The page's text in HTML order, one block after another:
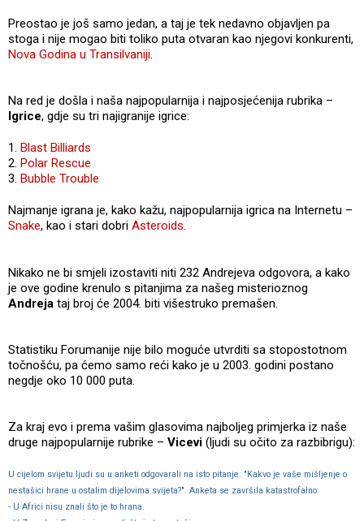
Preostao je još samo jedan, a taj je tek nedavno objavljen pa
stoga i nije mogao biti toliko puta otvaran kao njegovi konkurenti,
Nova Godina u Transilvaniji.
Na red je došla i naša najpopularnija i najposjećenija rubrika –
Igrice, gdje su tri najigranije igrice:
1. Blast Billiards
2. Polar Rescue
3. Bubble Trouble
Najmanje igrana je, kako kažu, najpopularnija igrica na Internetu –
Snake, kao i stari dobri Asteroids.
Nikako ne bi smjeli izostaviti niti 232 Andrejeva odgovora, a kako
je ove godine krenulo s pitanjima za našeg misterioznog
Andreja taj broj će 2004. biti višestruko premašen.
Statistiku Forumanije nije bilo moguće utvrditi sa stopostotnom
točnošću, pa ćemo samo reći kako je u 2003. godini postano
negdje oko 10 000 puta.
Za kraj evo i prema vašim glasovima najboljeg primjerka iz naše
druge najpopularnije rubrike – Vicevi (ljudi su očito za razbibrigu):
U cijelom svijetu ljudi su u anketi odgovarali na isto pitanje: "Kakvo je vaše mišljenje o
nestašici hrane u ostalim dijelovima svijeta?". Anketa se završila katastrofalno:
- U Africi nisu znali što je to hrana.